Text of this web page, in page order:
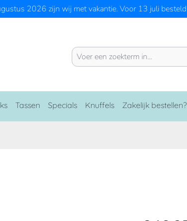
2026 zijn wij met vakantie. Voor 13 juli
Tassen Specials Knuffels Zakelijk bestellen?